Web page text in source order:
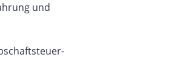
und